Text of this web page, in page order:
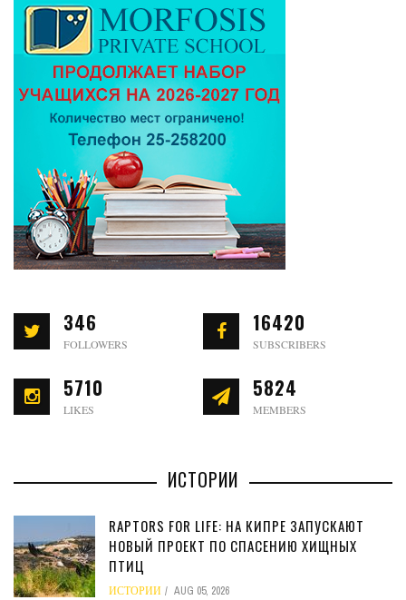
346
FOLLOWERS
16420
SUBSCRIBERS
5710
LIKES
5824
MEMBERS
ИСТОРИИ
RAPTORS FOR LIFE: НА КИПРЕ ЗАПУСКАЮТ
НОВЫЙ ПРОЕКТ ПО СПАСЕНИЮ ХИЩНЫХ
ПТИЦ
ИСТОРИИ AUG 05, 2026